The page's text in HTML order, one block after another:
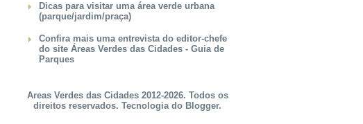
Dicas para visitar uma área verde urbana
(parque/jardim/praça)
Confira mais uma entrevista do editor-chefe
do site Áreas Verdes das Cidades - Guia de
Parques
Areas Verdes das Cidades 2012-2026. Todos os
direitos reservados. Tecnologia do Blogger.